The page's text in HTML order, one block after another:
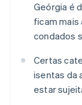
Geórgia é
ficam
condados
Certas
isentas da
estar